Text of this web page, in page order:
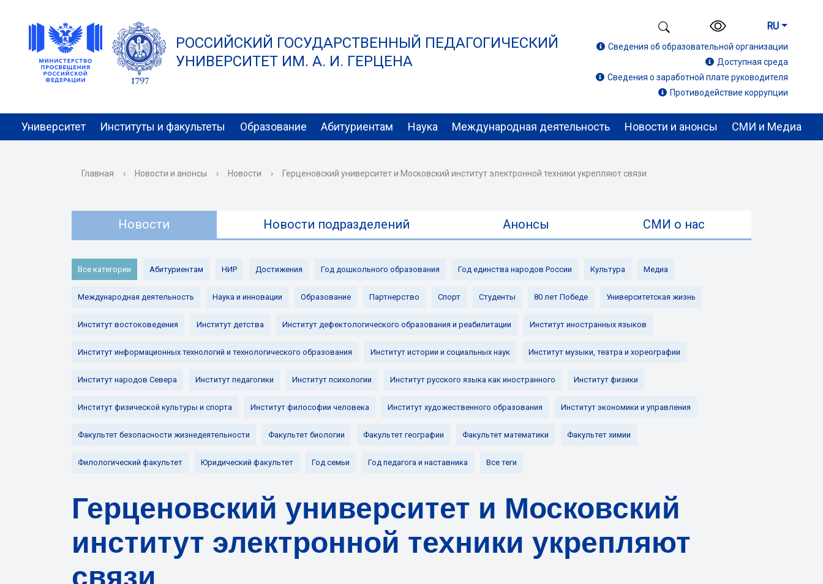
РОССИЙСКИЙ ГОСУДАРСТВЕННЫЙ ПЕДАГОГИЧЕСКИЙ
УНИВЕРСИТЕТ ИМ. А. И. ГЕРЦЕНА
RU
Сведения об образовательной организации
Доступная среда
Сведения о заработной плате руководителя
Противодействие коррупции
Университет Институты и факультеты Образование Абитуриентам Наука Международная деятельность Новости и анонсы СМИ и Медиа
Главная › Новости и анонсы › Новости › Герценовский университет и Московский институт электронной техники укрепляют связи
Новости Новости подразделений Анонсы СМИ о нас
Все категории Абитуриентам НИР Достижения Год дошкольного образования Год единства народов России Культура Медиа
Международная деятельность Наука и инновации Образование Партнерство Спорт Студенты 80 лет Победе Университетская жизнь
Институт востоковедения Институт детства Институт дефектологического образования и реабилитации Институт иностранных языков
Институт информационных технологий и технологического образования Институт истории и социальных наук Институт музыки, театра и хореографии
Институт народов Севера Институт педагогики Институт психологии Институт русского языка как иностранного Институт физики
Институт физической культуры и спорта Институт философии человека Институт художественного образования Институт экономики и управления
Факультет безопасности жизнедеятельности Факультет биологии Факультет географии Факультет математики Факультет химии
Филологический факультет Юридический факультет Год семьи Год педагога и наставника Все теги
Герценовский университет и Московский
институт электронной техники укрепляют
связи